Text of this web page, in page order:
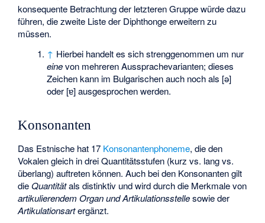
konsequente Betrachtung der letzteren Gruppe würde dazu
führen, die zweite Liste der Diphthonge erweitern zu
müssen.
↑ Hierbei handelt es sich strenggenommen um nur
einevon mehreren Aussprachevarianten; dieses
Zeichen kann im Bulgarischen auch noch als [ə]
oder [ɐ] ausgesprochen werden.
Konsonanten
Das Estnische hat 17 Konsonantenphoneme, die den
Vokalen gleich in drei Quantitätsstufen (kurz vs. lang vs.
überlang) auftreten können. Auch bei den Konsonanten gilt
dieQuantitätals distinktiv und wird durch die Merkmale von
artikulierendem Organ und Artikulationsstellesowie der
Artikulationsartergänzt.